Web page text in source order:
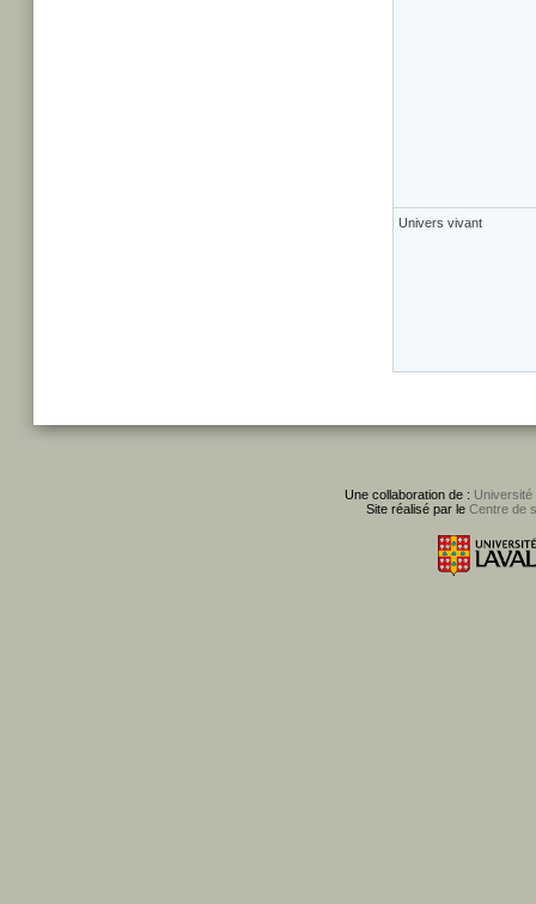
Univers vivant
Une collaboration de : Université
Site réalisé par le Centre de